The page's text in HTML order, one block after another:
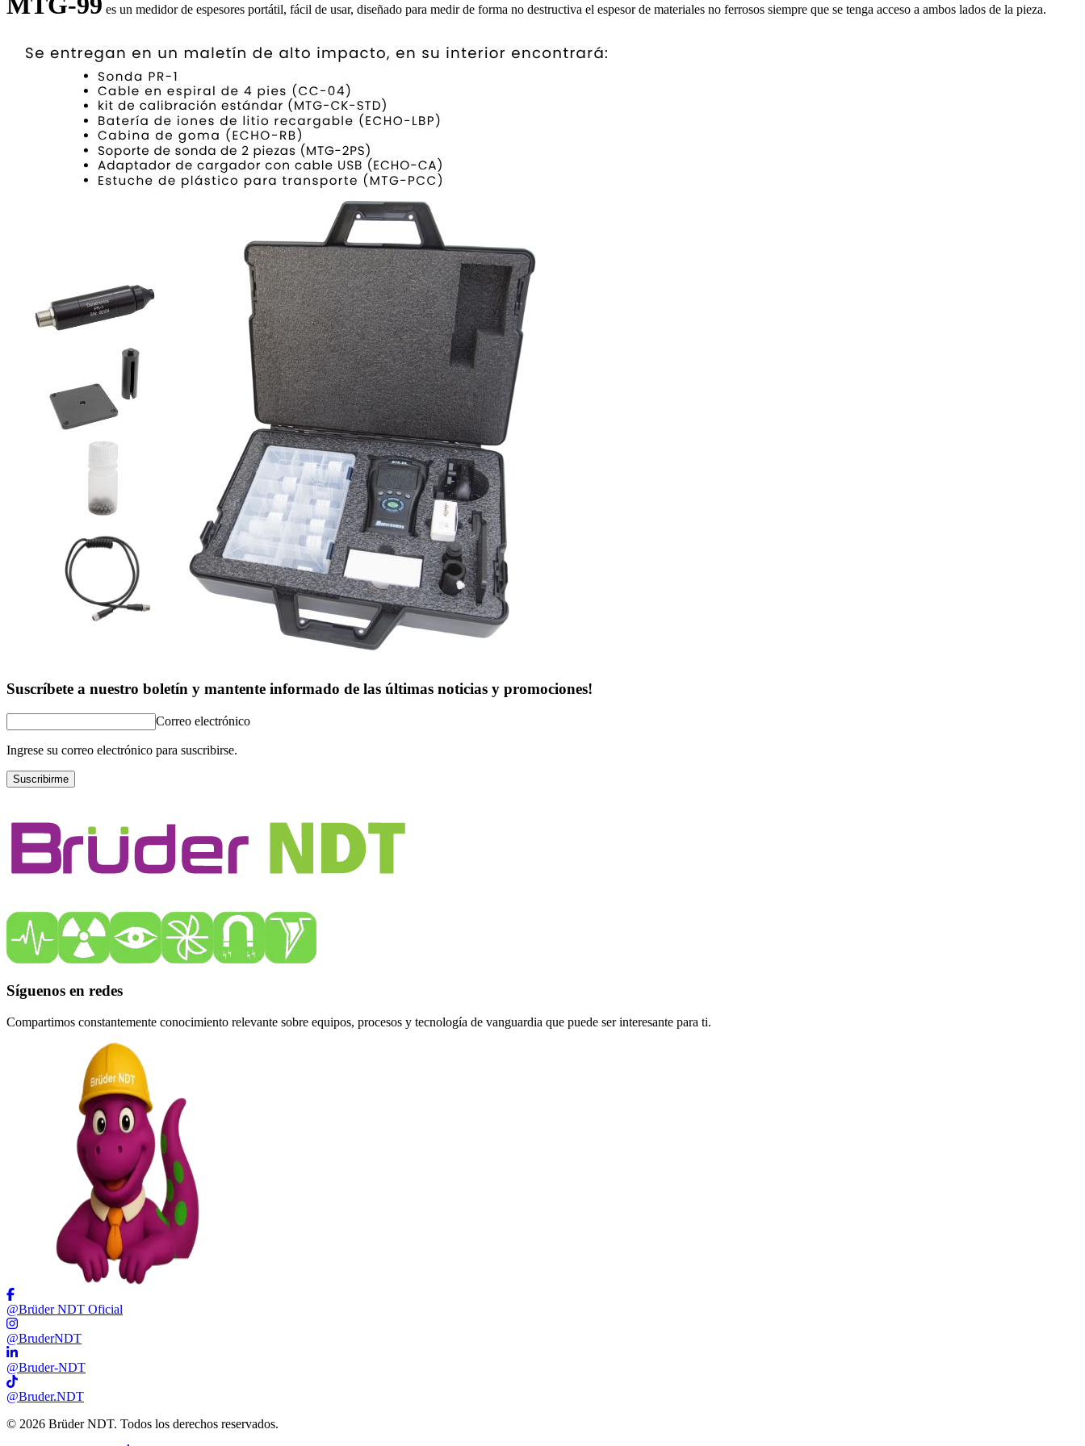
es un medidor de espesores portátil, fácil de usar, diseñado para medir de forma no destructiva el espesor de materiales no ferrosos siempre que se tenga acceso a ambos lados de la pieza.
Suscríbete a nuestro boletín y mantente informado de las últimas noticias y promociones!
Correo electrónico
Ingrese su correo electrónico para suscribirse.
Suscribirme
Síguenos en redes
Compartimos constantemente conocimiento relevante sobre equipos, procesos y tecnología de vanguardia que puede ser interesante para ti.
@Brüder NDT Oficial
@BruderNDT
@Bruder-NDT
@Bruder.NDT
© 2026 Brüder NDT. Todos los derechos reservados.